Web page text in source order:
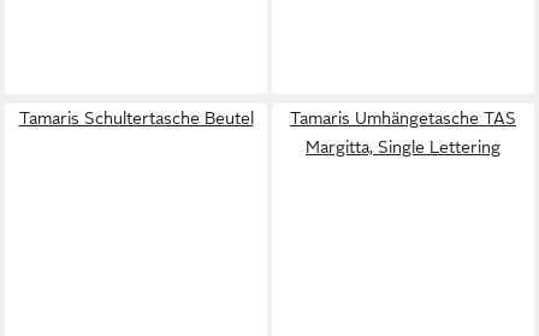
Tamaris Schultertasche Beutel
Tamaris Umhängetasche TAS
Margitta, Single Lettering